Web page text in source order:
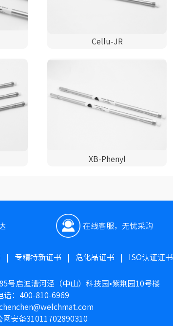
Cellu-JR
XB-Phenyl
在线客服，无忧采购
专精特新证书 危化品证书 ISO认证证书
号启迪漕河泾（中山）科技园•紫荆园10号楼
话：400-810-6969
网安备31011702890310